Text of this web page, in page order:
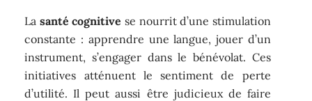
La santé cognitive se nourrit d’une stimulation
constante : apprendre une langue, jouer d’un
instrument, s’engager dans le bénévolat. Ces
initiatives atténuent le sentiment de perte
d’utilité. Il peut aussi être judicieux de faire